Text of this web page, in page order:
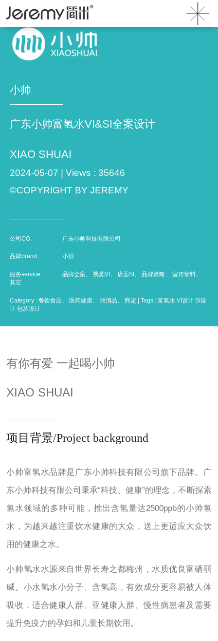
》 小帅
小帅
广东小帅富氢水VI&SI全案设计
XIAO SHUAI
2024-05-07 | Views : 35646
©COPYRIGHT BY JEREMY
公司CO. 广东小帅科技有限公司
品牌brand 小帅
服务service
品牌全案、 视觉VI、 店面SI、 品牌策略、 宣传物料、
其它
Category : 餐饮食品、 医药健康、 快消品、 商超 | Tags : 富氢水 VI设计 SI设
计 包装设计
有你有爱 一起喝小帅
XIAO SHUAI
项目背景/Project background
小帅富氢水品牌是广东小帅科技有限公司旗下品牌。广
东小帅科技有限公司秉承“科技、健康”的理念，不断探索
氢水领域的多种可能，推出含氢量达2500ppb的小帅氢
水，为越来越注重饮水健康的大众，送上更适应大众饮
用的健康之水。
小帅氢水水源来自世界长寿之都梅州，水质优良富硒弱
碱。小水氢水小分子、含氢高，有效成分更容易被人体
吸收，适合健康人群、亚健康人群、慢性病患者及需要
提升免疫力的孕妇和儿童长期饮用。